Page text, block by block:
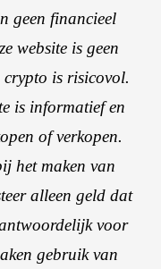
geen financieel
website is geen
crypto is risicovol.
is informatief en
of verkopen.
het maken van
alleen geld dat
voor
gebruik van